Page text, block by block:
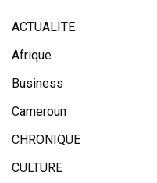
ACTUALITE
Afrique
Business
Cameroun
CHRONIQUE
CULTURE